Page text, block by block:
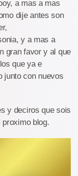
a mas a mas
dije antes son
y a mas a
gran favor y al que
que ya e
junto con nuevos
y deciros que sois
blog.